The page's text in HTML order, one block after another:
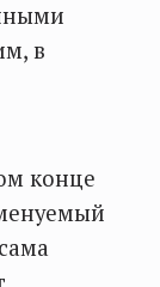
в
конце